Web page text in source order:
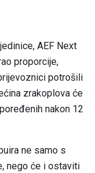
AEF Next
proporcije,
potrošili
zrakoplova će
nakon 12
ne samo s
nego će i ostaviti